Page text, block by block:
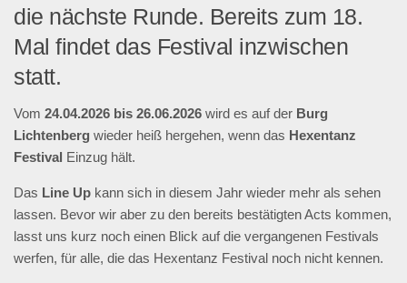
die nächste Runde. Bereits zum 18.
Mal findet das Festival inzwischen
statt.
Vom 24.04.2026 bis 26.06.2026 wird es auf der Burg
Lichtenberg wieder heiß hergehen, wenn das Hexentanz
Festival Einzug hält.
Das Line Up kann sich in diesem Jahr wieder mehr als sehen
lassen. Bevor wir aber zu den bereits bestätigten Acts kommen,
lasst uns kurz noch einen Blick auf die vergangenen Festivals
werfen, für alle, die das Hexentanz Festival noch nicht kennen.